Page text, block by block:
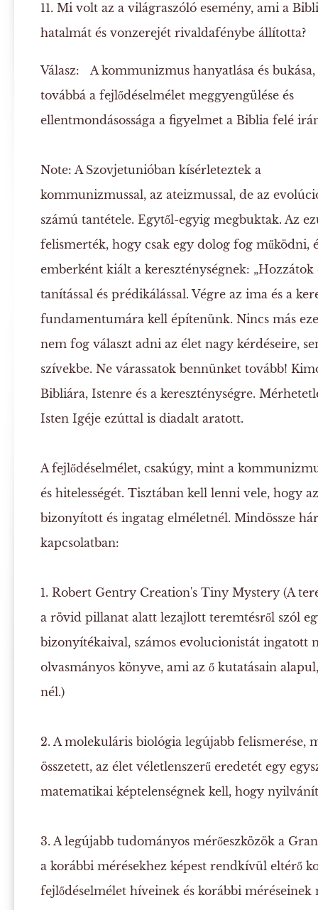
11. Mi volt az a világraszóló esemény, ami a
hatalmát és vonzerejét rivaldafénybe állította?
Válasz: A kommunizmus hanyatlása és bukása,
továbbá a fejlődéselmélet meggyengülése és
ellentmondásossága a figyelmet a Biblia felé
Note: A Szovjetunióban kísérleteztek a
kommunizmussal, az ateizmussal, de az
számú tantétele. Egytől-egyig megbuktak. Az
felismerték, hogy csak egy dolog fog működni,
emberként kiált a kereszténységnek:
tanítással és prédikálással. Végre az ima és a
fundamentumára kell építenünk. Nincs más
nem fog választ adni az élet nagy kérdéseire,
szívekbe. Ne várassatok bennünket tovább!
Bibliára, Istenre és a kereszténységre.
Isten Igéje ezúttal is diadalt aratott.
A fejlődéselmélet, csakúgy, mint a
és hitelességét. Tisztában kell lenni vele, hogy
bizonyított és ingatag elméletnél. Mindössze
kapcsolatban:
1. Robert GentryCreation's Tiny Mystery (A
a rövid pillanat alatt lezajlott teremtésről szól
bizonyítékaival, számos evolucionistát ingatott
olvasmányos könyve, ami az ő kutatásain
nél.)
2. A molekuláris biológia legújabb felismerése,
összetett, az élet véletlenszerű eredetét egy
matematikai képtelenségnek kell, hogy
3. A legújabb tudományos mérőeszközök a
a korábbi mérésekhez képest rendkívül eltérő
fejlődéselmélet híveinek és korábbi méréseinek